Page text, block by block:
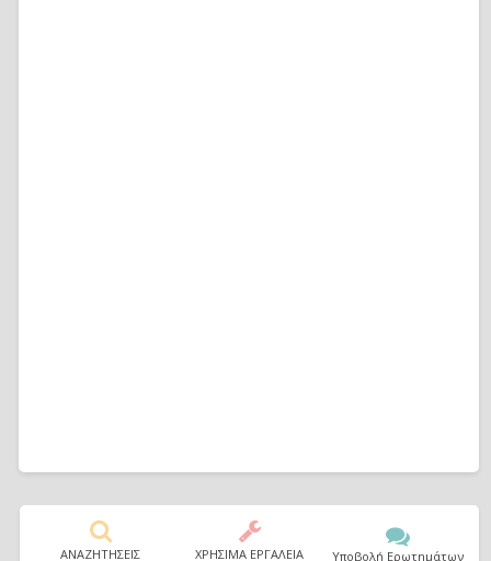
ΑΝΑΖΗΤΗΣΕΙΣ ΧΡΗΣΙΜΑ ΕΡΓΑΛΕΙΑ Υποβολή Ερωτημάτων